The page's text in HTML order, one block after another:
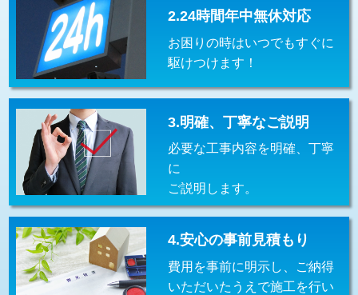
交換・取付(混合水栓（壁付・デッキ
式・ワンホール）)
16,500円+材料費
交換・取付(排水栓・排水トラップ
（P/S/ポップアップ））
22,000円+材料費
交換・取付（その他部品） 11,000円+材料費
持込商品取付（単水栓） 13,200円
持込商品取付（混合水栓） 16,500円
持込商品取付（浄水器・分岐水栓） 16,500円
給水管工事※（ホール加工) 16,500円
給水管工事※（バンド止め) 3,300円
2.24時間年中無休対応
お困りの時はいつでもすぐに
駆けつけます！
3.明確、丁寧なご説明
必要な工事内容を明確、丁寧
に
ご説明します。
4.安心の事前見積もり
費用を事前に明示し、ご納得
いただいたうえで施工を行い